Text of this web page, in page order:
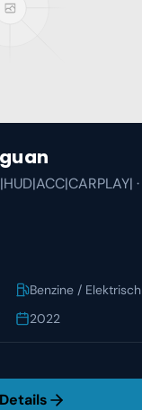
·
Benzine / Elektrisch
2022